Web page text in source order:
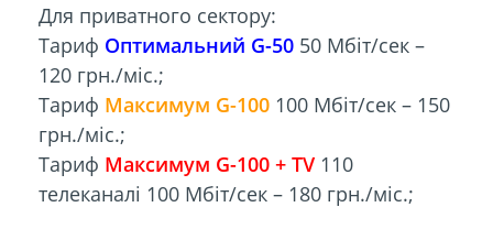
Для приватного сектору:
Тариф Оптимальний G-50 50 Мбіт/сек –
120 грн./міс.;
Тариф Максимум G-100 100 Мбіт/сек – 150
грн./міс.;
Тариф Максимум G-100 + TV 110
телеканалі 100 Мбіт/сек – 180 грн./міс.;